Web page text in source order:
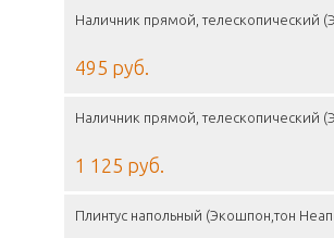
Наличник прямой, телескопический
495 руб.
Наличник прямой, телескопический
1 125 руб.
Плинтус напольный (Экошпон,тон